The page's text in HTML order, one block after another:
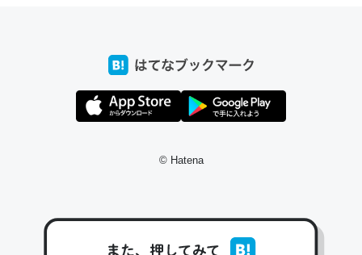
コミュニケーションが劇的に変化した｜tayorini by LIFULL介護
私も3年前ぐらいに祖母の家に設置した。ポケットWifiみ
https://toyoshi.hatenablog.com/entry/2019/05/15/1805
© Hatena